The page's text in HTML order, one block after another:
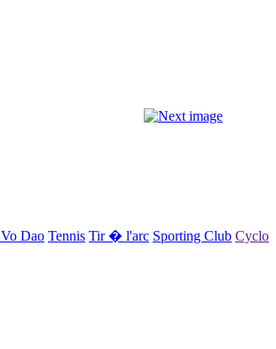
Dao Tennis Tir � l'arc Sporting Club Cyclo